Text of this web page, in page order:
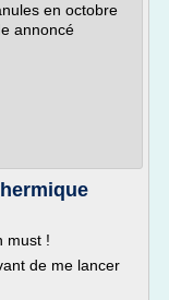
en octobre
annoncé
must !
de me lancer